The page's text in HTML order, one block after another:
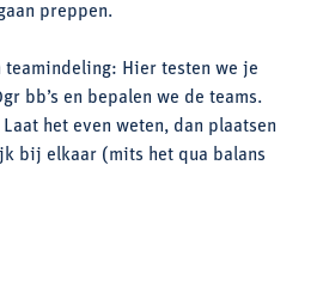
preppen.
teamindeling: Hier testen we je
bb’s en bepalen we de teams.
het even weten, dan plaatsen
bij elkaar (mits het qua balans